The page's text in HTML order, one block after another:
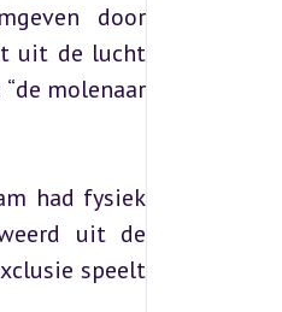
door
uit de lucht
molenaar
had fysiek
uit de
speelt